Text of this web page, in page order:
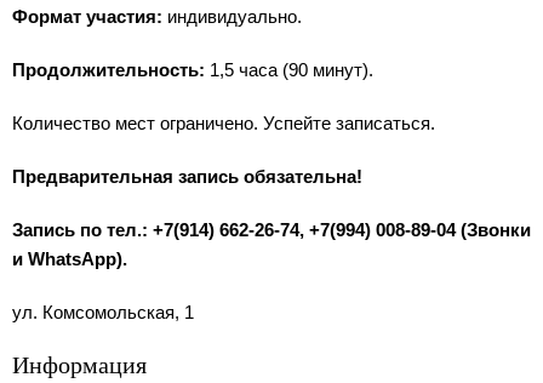
Формат участия: индивидуально.
Продолжительность: 1,5 часа (90 минут).
Количество мест ограничено. Успейте записаться.
Предварительная запись обязательна!
Запись по тел.: +7(914) 662-26-74, +7(994) 008-89-04 (Звонки
и WhatsApp).
ул. Комсомольская, 1
Информация